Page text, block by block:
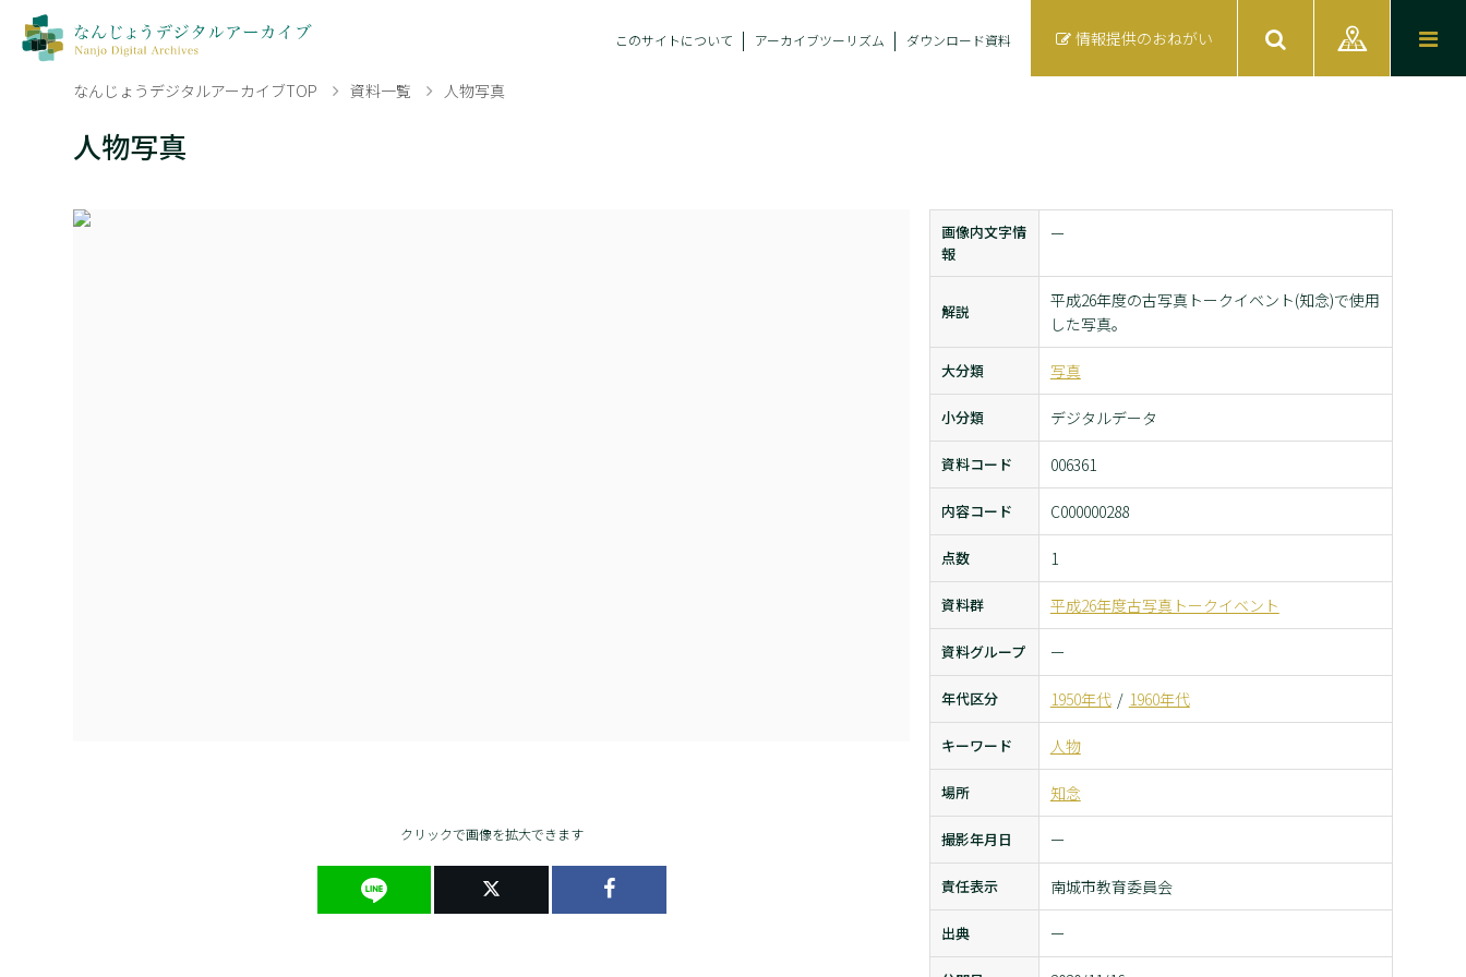
このサイトについて アーカイブツーリズム ダウンロード資料 情報提供のおねがい
なんじょうデジタルアーカイブTOP 資料一覧 人物写真
人物写真
クリックで画像を拡大できます
画像内文字情
報
ー
解説
平成26年度の古写真トークイベント(知念)で使用
した写真。
大分類 写真
小分類 デジタルデータ
資料コード 006361
内容コード C000000288
点数 1
資料群 平成26年度古写真トークイベント
資料グループ ー
年代区分 1950年代 1960年代
キーワード 人物
場所 知念
撮影年月日 ー
責任表示 南城市教育委員会
出典 ー